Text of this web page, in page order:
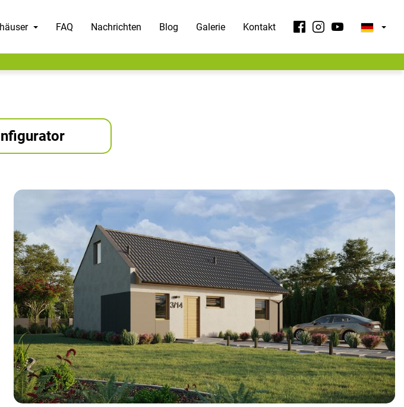
FAQ Nachrichten Blog Galerie Kontakt